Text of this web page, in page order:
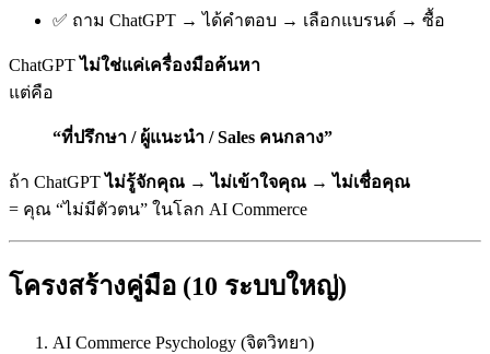
✅ ถาม ChatGPT → ได้คำตอบ → เลือกแบรนด์ → ซื้อ
ChatGPTไม่ใช่แค่เครื่องมือค้นหา
แต่คือ
“ที่ปรึกษา / ผู้แนะนำ / Sales คนกลาง”
ถ้า ChatGPTไม่รู้จักคุณ → ไม่เข้าใจคุณ → ไม่เชื่อคุณ
= คุณ “ไม่มีตัวตน” ในโลก AI Commerce
โครงสร้างคู่มือ (10 ระบบใหญ่)
AI Commerce Psychology (จิตวิทยา)